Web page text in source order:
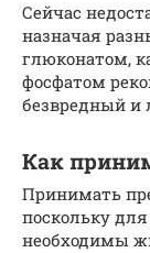
Сейчас
назначая
глюконатом,
фосфатом
безвредный и
Как
Принимать
поскольку
необходимы